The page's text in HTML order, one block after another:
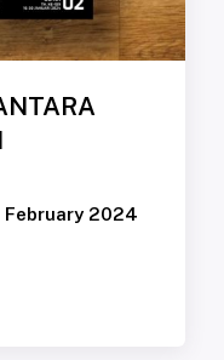
February 2024